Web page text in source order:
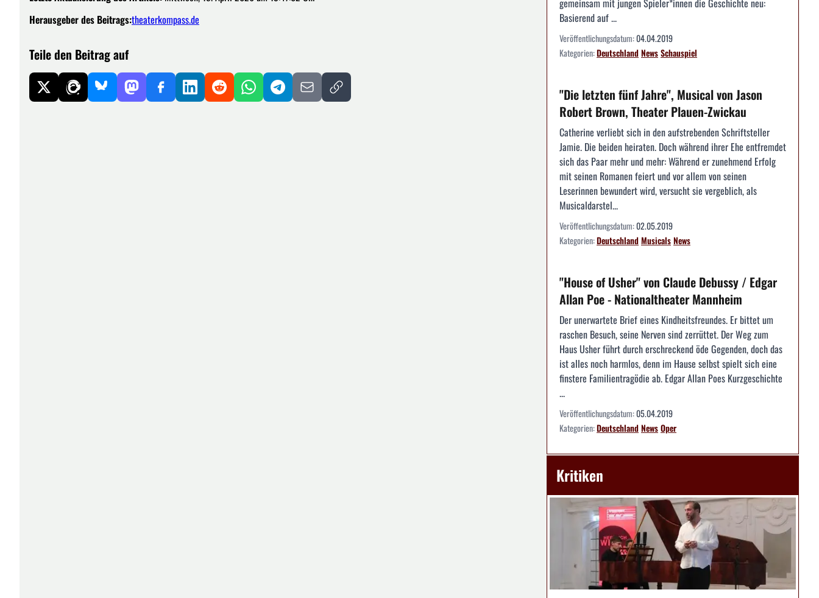
Herausgeber des Beitrags:theaterkompass.de
Teile den Beitrag auf
Basierend auf ...
Veröffentlichungsdatum:04.04.2019
Kategorien:DeutschlandNewsSchauspiel
"Die letzten fünf Jahre", Musical von Jason
Robert Brown, Theater Plauen-Zwickau
Catherine verliebt sich in den aufstrebenden Schriftsteller
Jamie. Die beiden heiraten. Doch während ihrer Ehe entfremdet
sich das Paar mehr und mehr: Während er zunehmend Erfolg
mit seinen Romanen feiert und vor allem von seinen
Leserinnen bewundert wird, versucht sie vergeblich, als
Musicaldarstel...
Veröffentlichungsdatum:02.05.2019
Kategorien:DeutschlandMusicalsNews
"House of Usher" von Claude Debussy / Edgar
Allan Poe - Nationaltheater Mannheim
Der unerwartete Brief eines Kindheitsfreundes. Er bittet um
raschen Besuch, seine Nerven sind zerrüttet. Der Weg zum
Haus Usher führt durch erschreckend öde Gegenden, doch das
ist alles noch harmlos, denn im Hause selbst spielt sich eine
finstere Familientragödie ab. Edgar Allan Poes Kurzgeschichte
...
Veröffentlichungsdatum:05.04.2019
Kategorien:DeutschlandNewsOper
Kritiken